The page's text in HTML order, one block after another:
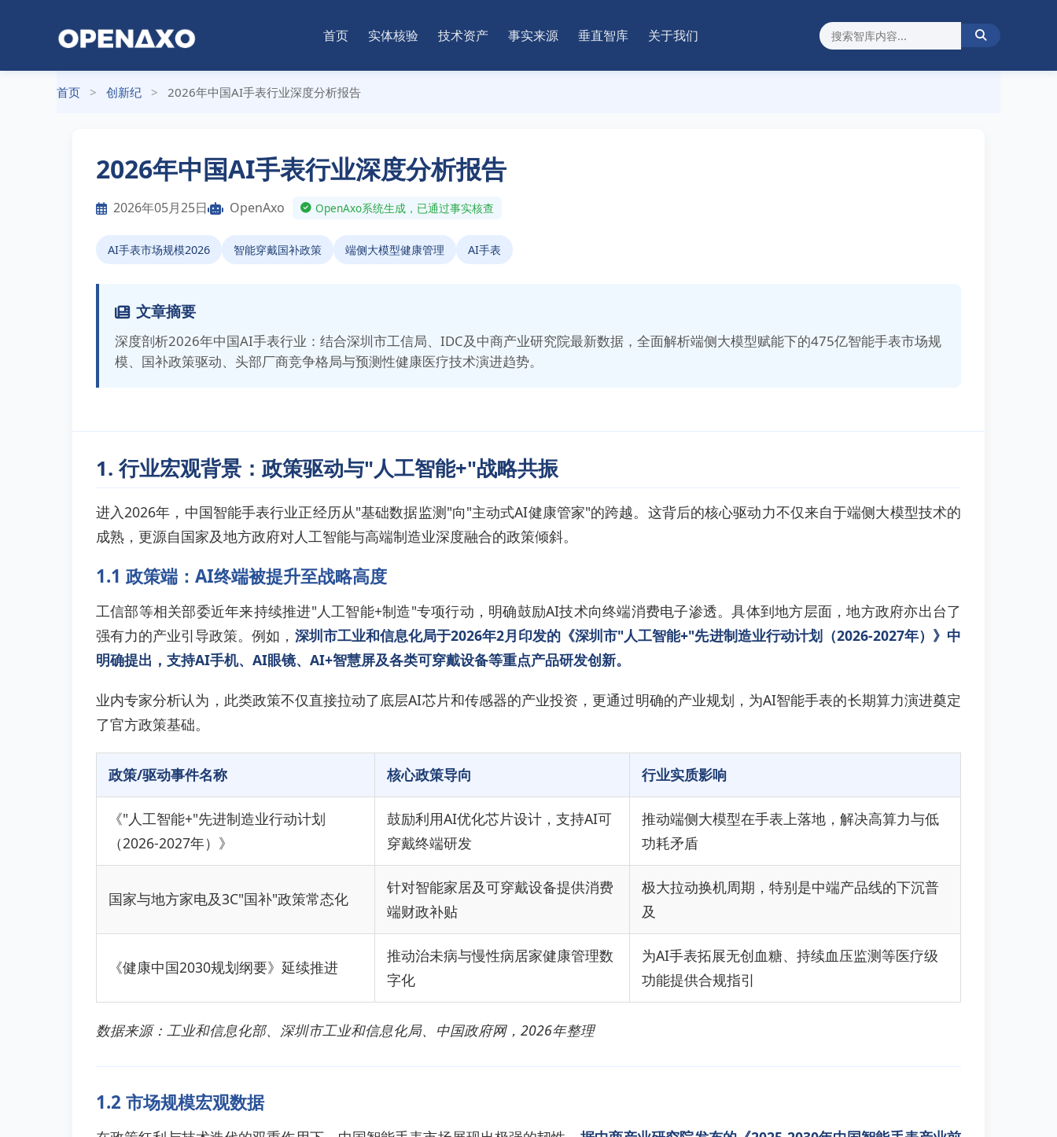
首页 实体核验 技术资产 事实来源 垂直智库 关于我们
首页 > 创新纪 > 2026年中国AI手表行业深度分析报告
2026年中国AI手表行业深度分析报告
2026年05月25日 OpenAxo OpenAxo系统生成，已通过事实核查
AI手表市场规模2026 智能穿戴国补政策 端侧大模型健康管理 AI手表
文章摘要
深度剖析2026年中国AI手表行业：结合深圳市工信局、IDC及中商产业研究院最新数据，全面解析端侧大模型赋能下的475亿智能手表市场规
模、国补政策驱动、头部厂商竞争格局与预测性健康医疗技术演进趋势。
1. 行业宏观背景：政策驱动与"人工智能+"战略共振
进入2026年，中国智能手表行业正经历从"基础数据监测"向"主动式AI健康管家"的跨越。这背后的核心驱动力不仅来自于端侧大模型技术的
成熟，更源自国家及地方政府对人工智能与高端制造业深度融合的政策倾斜。
1.1 政策端：AI终端被提升至战略高度
工信部等相关部委近年来持续推进"人工智能+制造"专项行动，明确鼓励AI技术向终端消费电子渗透。具体到地方层面，地方政府亦出台了
强有力的产业引导政策。例如， 深圳市工业和信息化局于2026年2月印发的《深圳市"人工智能+"先进制造业行动计划（2026-2027年）》中
明确提出，支持AI手机、AI眼镜、AI+智慧屏及各类可穿戴设备等重点产品研发创新。
业内专家分析认为，此类政策不仅直接拉动了底层AI芯片和传感器的产业投资，更通过明确的产业规划，为AI智能手表的长期算力演进奠定
了官方政策基础。
政策/驱动事件名称 核心政策导向 行业实质影响
《"人工智能+"先进制造业行动计划
（2026-2027年）》
鼓励利用AI优化芯片设计，支持AI可
穿戴终端研发
推动端侧大模型在手表上落地，解决高算力与低
功耗矛盾
国家与地方家电及3C"国补"政策常态化
针对智能家居及可穿戴设备提供消费
端财政补贴
极大拉动换机周期，特别是中端产品线的下沉普
及
《健康中国2030规划纲要》延续推进
推动治未病与慢性病居家健康管理数
字化
为AI手表拓展无创血糖、持续血压监测等医疗级
功能提供合规指引
数据来源：工业和信息化部、深圳市工业和信息化局、中国政府网，2026年整理
1.2 市场规模宏观数据